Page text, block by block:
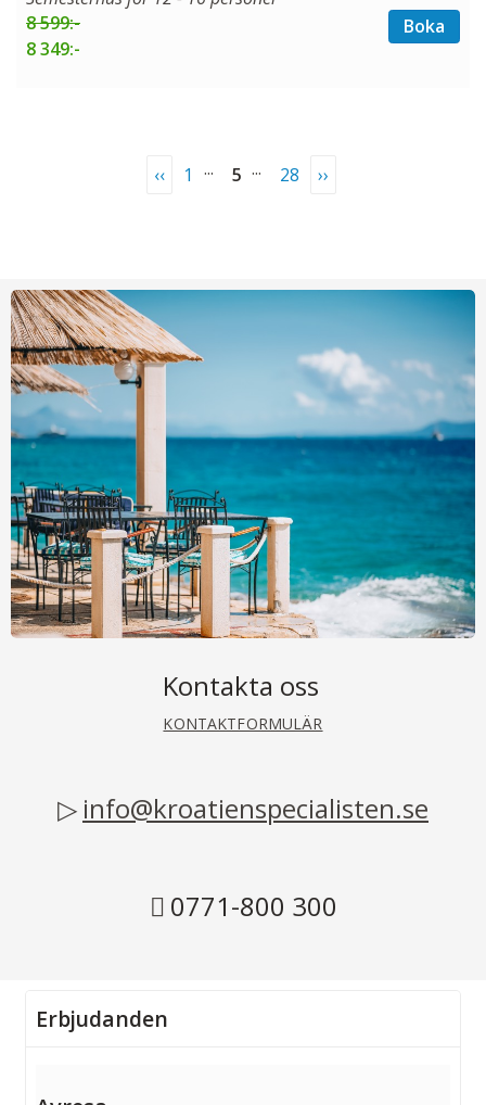
8 599:-
8 349:-
Boka
‹‹ 1 ... 5 ... 28 ››
Kontakta oss
KONTAKTFORMULÄR
info@kroatienspecialisten.se
0771-800 300
Erbjudanden